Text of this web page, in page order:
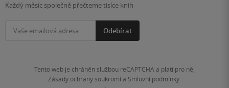
Každý měsíc společně přečteme tisíce knih
Odebírat
Tento web je chráněn službou reCAPTCHA a platí pro něj
Zásady ochrany soukromía Smluvní podmínky